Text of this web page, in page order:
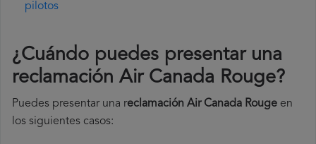
pilotos
¿Cuándo puedes presentar una
reclamación Air Canada Rouge?
Puedes presentar una reclamación Air Canada Rouge en
los siguientes casos: